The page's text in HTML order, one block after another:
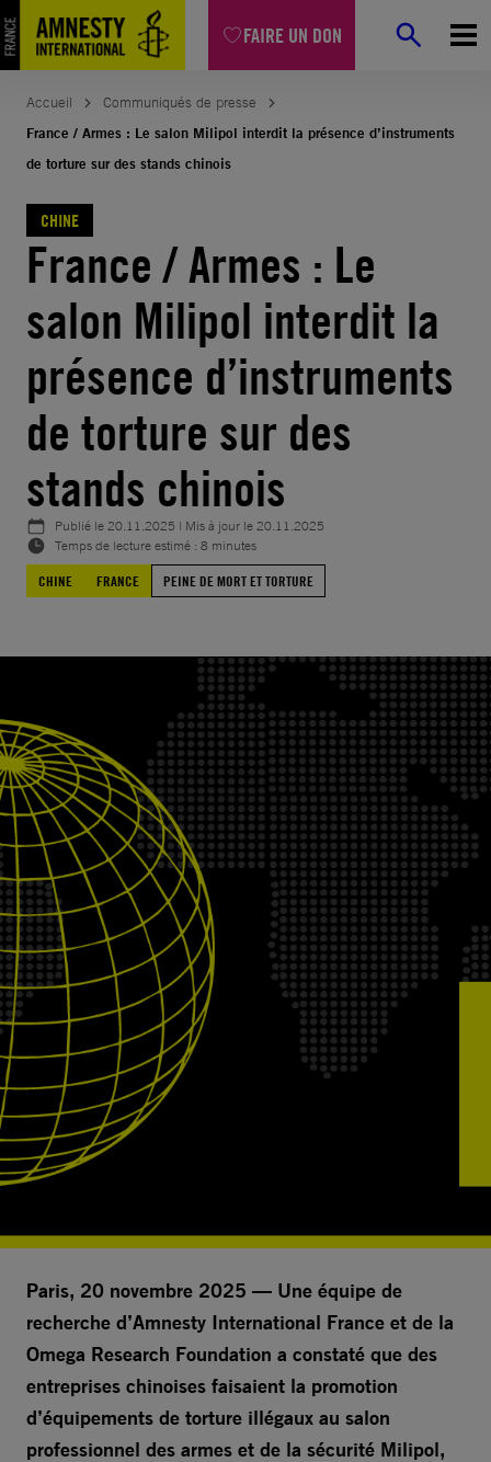
FAIRE UN DON
Aller
au
contenu
Accueil
Communiqués de presse
France / Armes : Le salon Milipol interdit la présence d’instruments
de torture sur des stands chinois
CHINE
France / Armes : Le
salon Milipol interdit la
présence d’instruments
de torture sur des
stands chinois
Publié le20.11.2025 | Mis à jour le20.11.2025
Temps de lecture estimé : 8 minutes
CHINE
FRANCE PEINE DE MORT ET TORTURE
Paris, 20 novembre 2025 — Une équipe de
recherche d’Amnesty International France et de la
Omega Research Foundation a constaté que des
entreprises chinoises faisaient la promotion
d’équipements de torture illégaux au salon
professionnel des armes et de la sécurité Milipol,